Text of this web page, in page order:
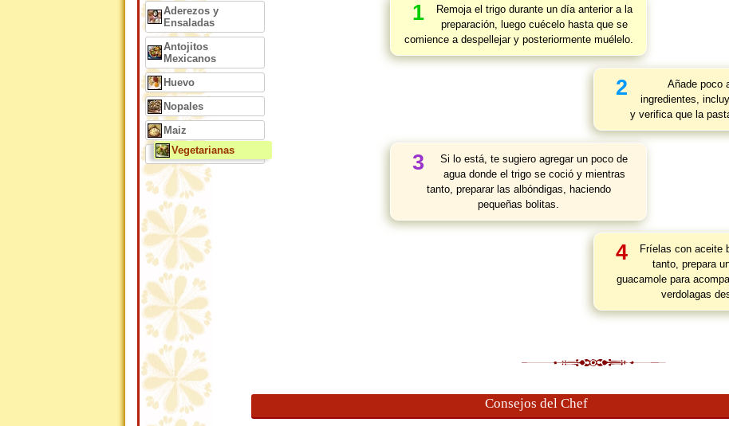
1
Remoja el trigo durante un día anterior a la
preparación, luego cuécelo hasta que se
comience a despellejar y posteriormente muélelo.
2
Añade poco
ingredientes,
y verifica que la
3
Si lo está, te sugiero agregar un poco de
agua donde el trigo se coció y mientras
tanto, preparar las albóndigas, haciendo
pequeñas bolitas.
4
Fríelas con aceite
tanto, prepara
guacamole para
verdolagas
Aderezos y
Ensaladas
Antojitos
Mexicanos
Huevo
Nopales
Maiz
Vegetarianas
Consejos del Chef